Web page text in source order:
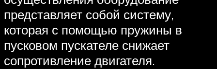
представляет собой систему,
которая с помощью пружины в
пусковом пускателе снижает
сопротивление двигателя.